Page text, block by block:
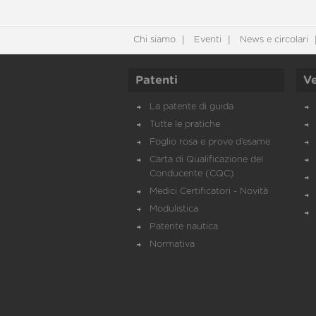
Chi siamo Eventi News e circolari
Patenti
La patente di guida
Tutte le pratiche
Foglio rosa e prove d’esame
Carta di Qualificazione del
Conducente (CQC)
Medici Certificatori - Novità
Modulistica
Patente nautica
Normativa